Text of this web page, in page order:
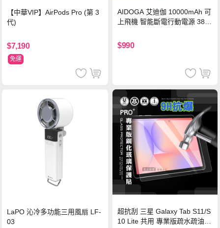
【中華VIP】AirPods Pro (第 3
代)
$7,190
免運
AIDOGA 艾迪伽 10000mAh 可
上飛機 智能斷電行動電源 38.5
灣BSMI/中國CCC/歐美CE/FCC
認證
$990
LaPO 沁冷多功能三用風扇 LF-
03
超抗刮 三星 Galaxy Tab S11/S
10 Lite 共用 專業版疏水疏油9